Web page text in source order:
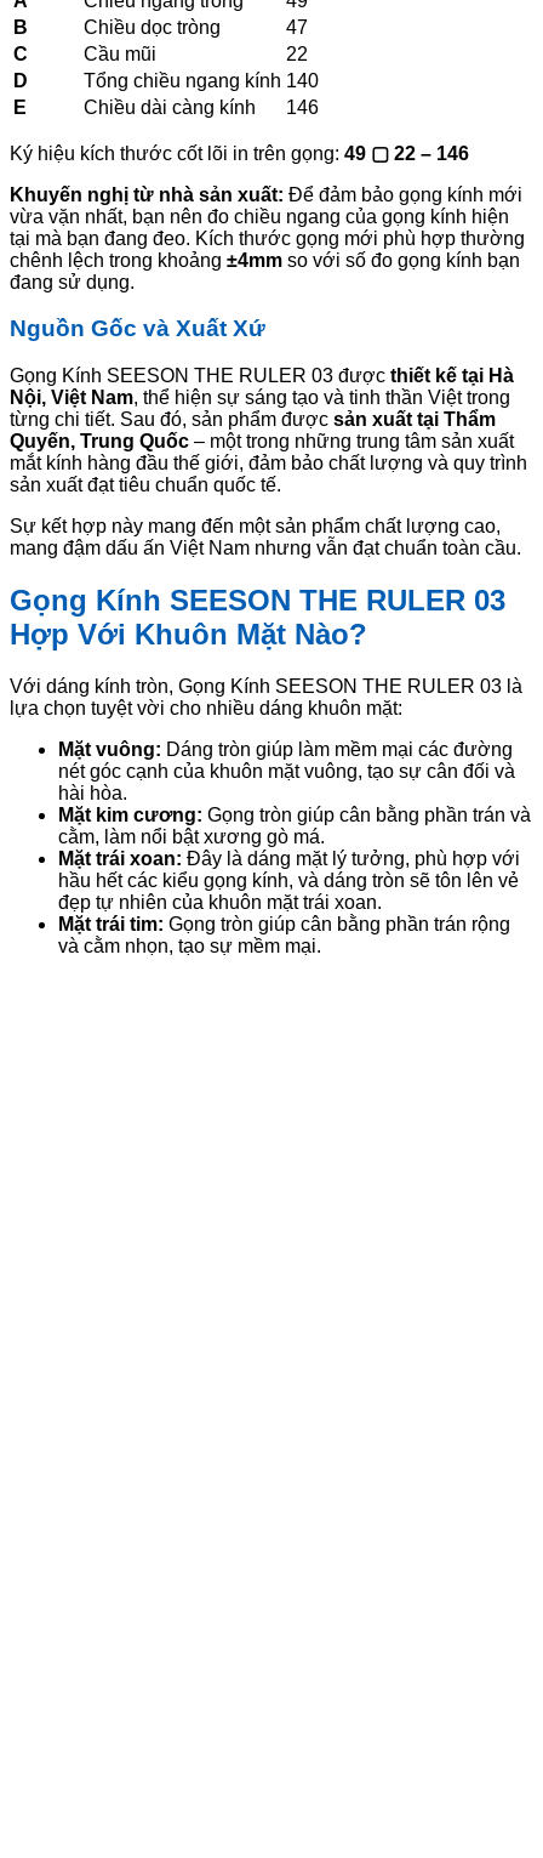
B
Chiều dọc tròng
47
C
Cầu mũi
22
D
Tổng chiều ngang kính 140
E
Chiều dài càng kính 146
Ký hiệu kích thước cốt lõi in trên gọng: 49 ▢ 22 – 146
Khuyến nghị từ nhà sản xuất: Để đảm bảo gọng kính mới
vừa vặn nhất, bạn nên đo chiều ngang của gọng kính hiện
tại mà bạn đang đeo. Kích thước gọng mới phù hợp thường
chênh lệch trong khoảng ±4mm so với số đo gọng kính bạn
đang sử dụng.
Nguồn Gốc và Xuất Xứ
Gọng Kính SEESON THE RULER 03 được thiết kế tại Hà
Nội, Việt Nam, thể hiện sự sáng tạo và tinh thần Việt trong
từng chi tiết. Sau đó, sản phẩm được sản xuất tại Thẩm
Quyến, Trung Quốc – một trong những trung tâm sản xuất
mắt kính hàng đầu thế giới, đảm bảo chất lượng và quy trình
sản xuất đạt tiêu chuẩn quốc tế.
Sự kết hợp này mang đến một sản phẩm chất lượng cao,
mang đậm dấu ấn Việt Nam nhưng vẫn đạt chuẩn toàn cầu.
Gọng Kính SEESON THE RULER 03
Hợp Với Khuôn Mặt Nào?
Với dáng kính tròn, Gọng Kính SEESON THE RULER 03 là
lựa chọn tuyệt vời cho nhiều dáng khuôn mặt:
Mặt vuông: Dáng tròn giúp làm mềm mại các đường
nét góc cạnh của khuôn mặt vuông, tạo sự cân đối và
hài hòa.
Mặt kim cương: Gọng tròn giúp cân bằng phần trán và
cằm, làm nổi bật xương gò má.
Mặt trái xoan: Đây là dáng mặt lý tưởng, phù hợp với
hầu hết các kiểu gọng kính, và dáng tròn sẽ tôn lên vẻ
đẹp tự nhiên của khuôn mặt trái xoan.
Mặt trái tim: Gọng tròn giúp cân bằng phần trán rộng
và cằm nhọn, tạo sự mềm mại.